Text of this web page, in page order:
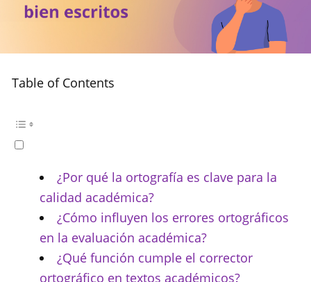
Table of Contents
¿Por qué la ortografía es clave para la
calidad académica?
¿Cómo influyen los errores ortográficos
en la evaluación académica?
¿Qué función cumple el corrector
ortográfico en textos académicos?